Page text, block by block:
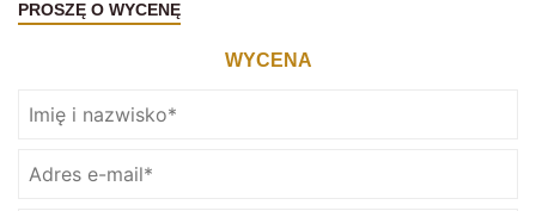
PROSZĘ O WYCENĘ
WYCENA